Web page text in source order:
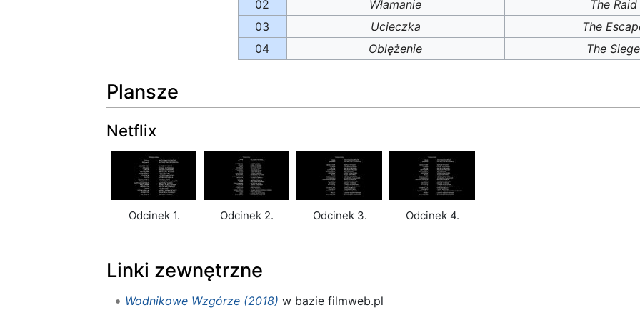
02 Włamanie
The Raid
03
Ucieczka
The
04
Oblężenie The Siege
Plansze
Netflix
Odcinek 1. Odcinek 2. Odcinek 3. Odcinek 4.
Linki zewnętrzne
Wodnikowe Wzgórze (2018) w bazie filmweb.pl